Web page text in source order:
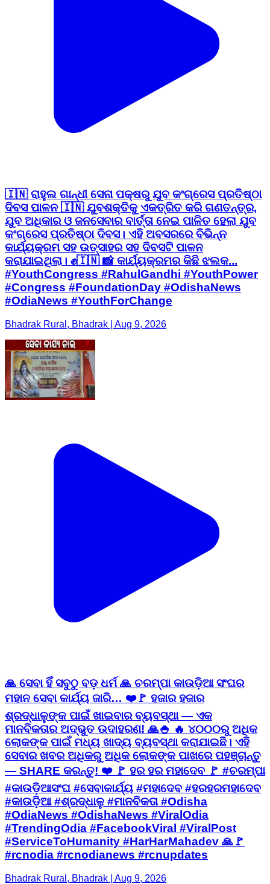
🇮🇳 ରାହୁଲ ଗାନ୍ଧୀ ସେନା ପକ୍ଷରୁ ଯୁବ କଂଗ୍ରେସ ପ୍ରତିଷ୍ଠା
ଦିବସ ପାଳନ 🇮🇳 ଯୁବଶକ୍ତିକୁ ଏକତ୍ରିତ କରି ଗଣତନ୍ତ୍ର,
ଯୁବ ଅଧିକାର ଓ ଜନସେବାର ବାର୍ତ୍ତା ନେଇ ପାଳିତ ହେଲା ଯୁବ
କଂଗ୍ରେସ ପ୍ରତିଷ୍ଠା ଦିବସ। ଏହି ଅବସରରେ ବିଭିନ୍ନ
କାର୍ଯ୍ୟକ୍ରମ ସହ ଉତ୍ସାହର ସହ ଦିବସଟି ପାଳନ
କରାଯାଇଥିଲା। ✊🇮🇳 📸 କାର୍ଯ୍ୟକ୍ରମର କିଛି ଝଲକ...
#YouthCongress #RahulGandhi #YouthPower
#Congress #FoundationDay #OdishaNews
#OdiaNews #YouthForChange
Bhadrak Rural, Bhadrak | Aug 9, 2026
🙏 ସେବା ହିଁ ସବୁଠୁ ବଡ଼ ଧର୍ମ 🙏 ଚରମ୍ପା କାଉଡ଼ିଆ ସଂଘର
ମହାନ ସେବା କାର୍ଯ୍ୟ ଜାରି… ❤️🚩 ହଜାର ହଜାର
ଶ୍ରଦ୍ଧାଳୁଙ୍କ ପାଇଁ ଖାଇବାର ବ୍ୟବସ୍ଥା — ଏକ
ମାନବିକତାର ଅଦ୍ଭୁତ ଉଦାହରଣ! 🙏🍚 🔥 ୪୦୦୦ରୁ ଅଧିକ
ଲୋକଙ୍କ ପାଇଁ ମଧ୍ୟ ଖାଦ୍ୟ ବ୍ୟବସ୍ଥା କରାଯାଇଛି। ଏହି
ସେବାର ଖବର ଅଧିକରୁ ଅଧିକ ଲୋକଙ୍କ ପାଖରେ ପହଞ୍ଚାନ୍ତୁ
— SHARE କରନ୍ତୁ! ❤️ 🚩 ହର ହର ମହାଦେବ 🚩 #ଚରମ୍ପା
#କାଉଡ଼ିଆସଂଘ #ସେବାକାର୍ଯ୍ୟ #ମହାଦେବ #ହରହରମହାଦେବ
#କାଉଡ଼ିଆ #ଶ୍ରଦ୍ଧାଳୁ #ମାନବିକତା #Odisha
#OdiaNews #OdishaNews #ViralOdia
#TrendingOdia #FacebookViral #ViralPost
#ServiceToHumanity #HarHarMahadev 🙏🚩
#rcnodia #rcnodianews #rcnupdates
Bhadrak Rural, Bhadrak | Aug 9, 2026